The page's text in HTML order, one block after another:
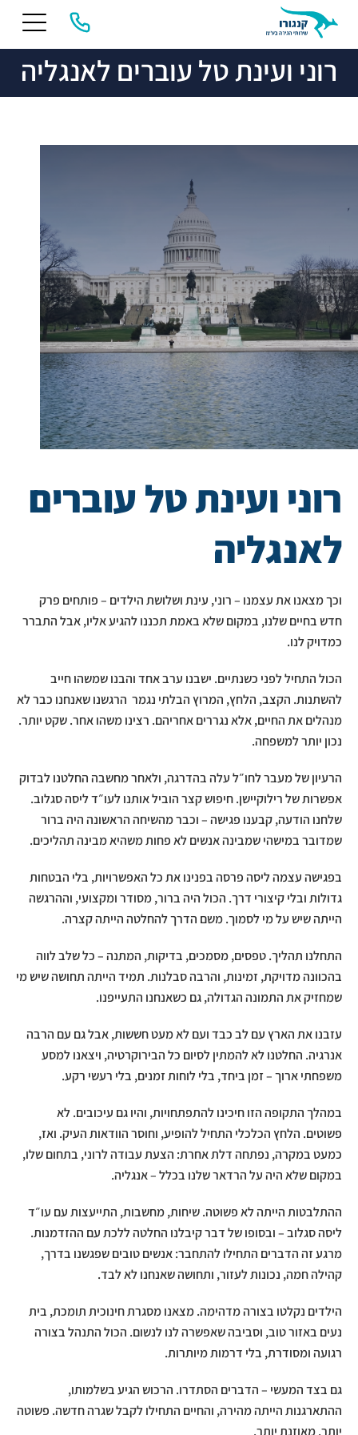
רוני ועינת טל עוברים לאנגליה
רוני ועינת טל עוברים
לאנגליה
וכך מצאנו את עצמנו – רוני, עינת ושלושת הילדים – פותחים פרק
חדש בחיים שלנו, במקום שלא באמת תכננו להגיע אליו, אבל התברר
כמדויק לנו.
הכול התחיל לפני כשנתיים. ישבנו ערב אחד והבנו שמשהו חייב
להשתנות. הקצב, הלחץ, המרוץ הבלתי נגמר הרגשנו שאנחנו כבר לא
מנהלים את החיים, אלא נגררים אחריהם. רצינו משהו אחר. שקט יותר.
נכון יותר למשפחה.
הרעיון של מעבר לחו״ל עלה בהדרגה, ולאחר מחשבה החלטנו לבדוק
אפשרות של רילוקיישן. חיפוש קצר הוביל אותנו לעו״ד ליסה סגלוב.
שלחנו הודעה, קבענו פגישה – וכבר מהשיחה הראשונה היה ברור
שמדובר במישהי שמבינה אנשים לא פחות משהיא מבינה תהליכים.
בפגישה עצמה ליסה פרסה בפנינו את כל האפשרויות, בלי הבטחות
גדולות ובלי קיצורי דרך. הכול היה ברור, מסודר ומקצועי, וההרגשה
הייתה שיש על מי לסמוך. משם הדרך להחלטה הייתה קצרה.
התחלנו תהליך. טפסים, מסמכים, בדיקות, המתנה – כל שלב לווה
בהכוונה מדויקת, זמינות, והרבה סבלנות. תמיד הייתה תחושה שיש מי
שמחזיק את התמונה הגדולה, גם כשאנחנו התעייפנו.
עזבנו את הארץ עם לב כבד ועם לא מעט חששות, אבל גם עם הרבה
אנרגיה. החלטנו לא להמתין לסיום כל הבירוקרטיה, ויצאנו למסע
משפחתי ארוך – זמן ביחד, בלי לוחות זמנים, בלי רעשי רקע.
במהלך התקופה הזו חיכינו להתפתחויות, והיו גם עיכובים. לא
פשוטים. הלחץ הכלכלי התחיל להופיע, וחוסר הוודאות העיק. ואז,
כמעט במקרה, נפתחה דלת אחרת: הצעת עבודה לרוני, בתחום שלו,
במקום שלא היה על הרדאר שלנו בכלל – אנגליה.
ההתלבטות הייתה לא פשוטה. שיחות, מחשבות, התייעצות עם עו״ד
ליסה סגלוב – ובסופו של דבר קיבלנו החלטה ללכת עם ההזדמנות.
מרגע זה הדברים התחילו להתחבר: אנשים טובים שפגשנו בדרך,
קהילה חמה, נכונות לעזור, ותחושה שאנחנו לא לבד.
הילדים נקלטו בצורה מדהימה. מצאנו מסגרת חינוכית תומכת, בית
נעים באזור טוב, וסביבה שאפשרה לנו לנשום. הכול התנהל בצורה
רגועה ומסודרת, בלי דרמות מיותרות.
גם בצד המעשי – הדברים הסתדרו. הרכוש הגיע בשלמותו,
ההתארגנות הייתה מהירה, והחיים התחילו לקבל שגרה חדשה. פשוטה
יותר. מאוזנת יותר.